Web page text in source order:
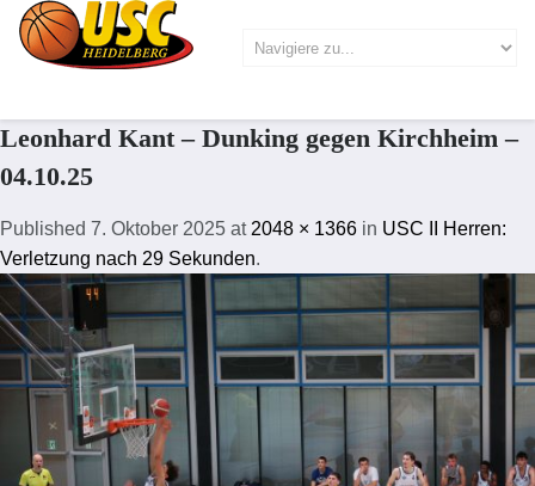
Leonhard Kant – Dunking gegen Kirchheim –
04.10.25
Published 7. Oktober 2025 at 2048 × 1366 in USC II Herren:
Verletzung nach 29 Sekunden.